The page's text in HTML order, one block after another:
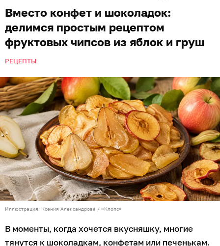
Вместо конфет и шоколадок:
делимся простым рецептом
фруктовых чипсов из яблок и груш
РЕЦЕПТЫ
Иллюстрация: Ксения Александрова / «Клопс»
В моменты, когда хочется вкусняшку, многие
тянутся к шоколадкам, конфетам или печенькам.